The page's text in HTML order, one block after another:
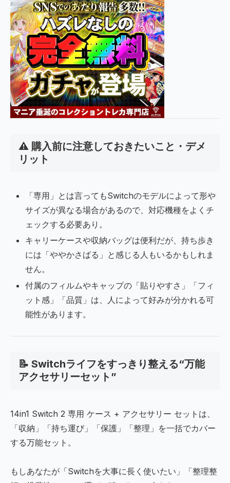
⚠️ 購入前に注意しておきたいこと・デメ
リット
「専用」とは言ってもSwitchのモデルによって形や
サイズが異なる場合があるので、対応機種をよくチ
ェックする必要あり。
キャリーケースや収納バッグは便利だが、持ち歩き
には「ややかさばる」と感じる人もいるかもしれま
せん。
付属のフィルムやキャップの「貼りやすさ」「フィ
ット感」「品質」は、人によって好みが分かれる可
能性があります。
📝 Switchライフをすっきり整える“万能
アクセサリーセット”
14in1 Switch 2 専用 ケース + アクセサリー セットは、
「収納」「持ち運び」「保護」「整理」を一括でカバー
する万能セット。
もしあなたが「Switchを大事に長く使いたい」「整理整